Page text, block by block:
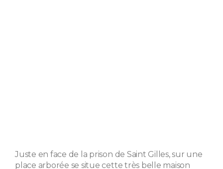
Juste en face de la prison de Saint Gilles, sur une
place arborée se situe cette très belle maison